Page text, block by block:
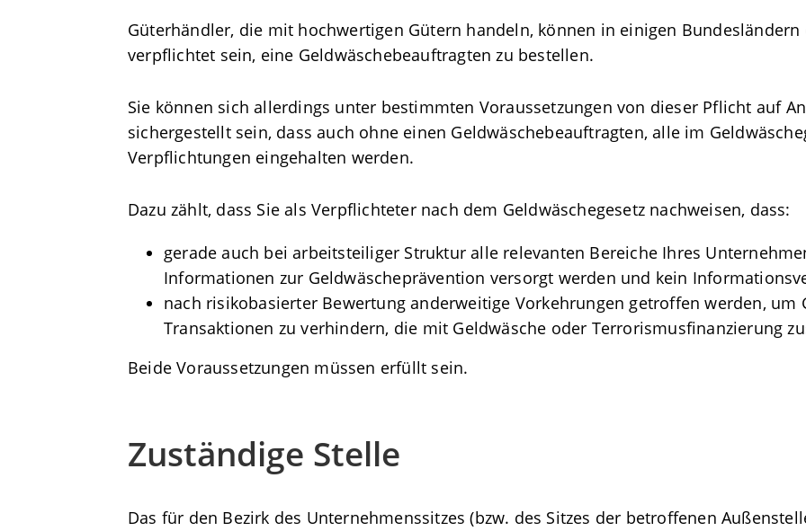
Güterhändler, die mit hochwertigen Gütern handeln, können in einigen
verpflichtet sein, eine Geldwäschebeauftragten zu bestellen.
Sie können sich allerdings unter bestimmten Voraussetzungen von dieser Pflicht auf
sichergestellt sein, dass auch ohne einen Geldwäschebeauftragten, alle im
Verpflichtungen eingehalten werden.
Dazu zählt, dass Sie als Verpflichteter nach dem Geldwäschegesetz nachweisen, dass:
gerade auch bei arbeitsteiliger Struktur alle relevanten Bereiche Ihres
Informationen zur Geldwäscheprävention versorgt werden und kein
nach risikobasierter Bewertung anderweitige Vorkehrungen getroffen werden, um
Transaktionen zu verhindern, die mit Geldwäsche oder Terrorismusfinanzierung
Beide Voraussetzungen müssen erfüllt sein.
Zuständige Stelle
Das für den Bezirk des Unternehmenssitzes (bzw. des Sitzes der betroffenen